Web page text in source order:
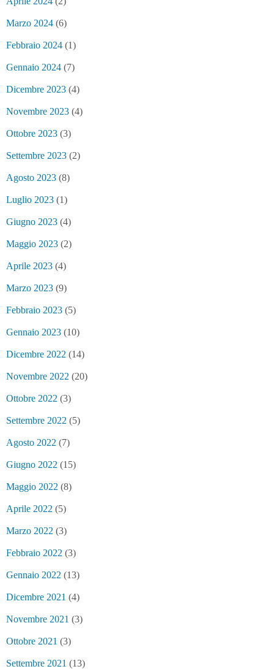
Marzo 2024 (6)
Febbraio 2024 (1)
Gennaio 2024 (7)
Dicembre 2023 (4)
Novembre 2023 (4)
Ottobre 2023 (3)
Settembre 2023 (2)
Agosto 2023 (8)
Luglio 2023 (1)
Giugno 2023 (4)
Maggio 2023 (2)
Aprile 2023 (4)
Marzo 2023 (9)
Febbraio 2023 (5)
Gennaio 2023 (10)
Dicembre 2022 (14)
Novembre 2022 (20)
Ottobre 2022 (3)
Settembre 2022 (5)
Agosto 2022 (7)
Giugno 2022 (15)
Maggio 2022 (8)
Aprile 2022 (5)
Marzo 2022 (3)
Febbraio 2022 (3)
Gennaio 2022 (13)
Dicembre 2021 (4)
Novembre 2021 (3)
Ottobre 2021 (3)
Settembre 2021 (13)